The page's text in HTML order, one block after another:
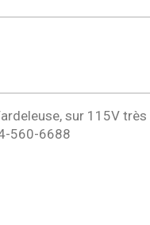
sur 115V
560-6688